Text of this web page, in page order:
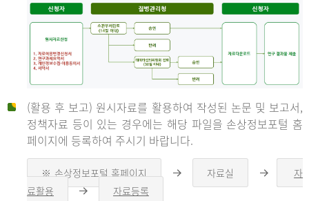
신
청
(활용 후 보고) 원시자료를 활용하여 작성된 논문 및 보고서,
정책자료 등이 있는 경우에는 해당 파일을 손상정보포털 홈
페이지에 등록하여 주시기 바랍니다.
※ 손상정보포털 홈페이지
른
자료실
른
자
료활용
자료등록